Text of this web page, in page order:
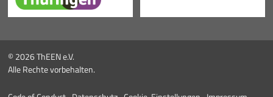
© 2026 ThEEN e.V.
Alle Rechte vorbehalten.